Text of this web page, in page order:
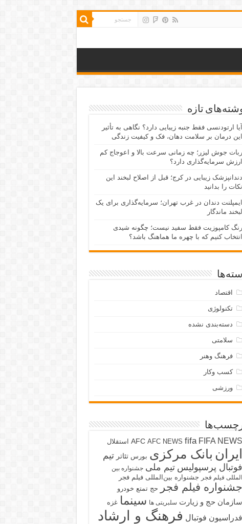
تازه
آیا ارتودنسی فقط جنبه زیبایی دارد؟ نگاهی به تأثیر
این درمان بر سلامت دهان، فک و کیفیت زندگی
ربات جوش لیزر؛ چه زمانی سرعت بالا و اعوجاج کم
ارزش سرمایه‌گذاری دارد؟
دندانپزشک زیبایی در کرج؛ قبل از اصلاح لبخند این
نکات را بدانید
ایمپلنت دندان در غرب تهران؛ سرمایه‌گذاری برای یک
لبخند ماندگار
رنگ کامپوزیت فقط سفید نیست؛ چگونه شیدی
انتخاب کنیم که با چهره ما هماهنگ باشد؟
اقتصاد
تکنولوژی
دسته‌بندی نشده
سلامتی
فرهنگ وهنر
کسب وکار
ورزشی
AFC AFC NEWS fifa FIFA NEWS استقلال
ایران بانک مرکزی بورس تئاتر تیم
فوتبال پرسپولیس تیم ملی جشنواره بین
المللی فیلم فجر جشنواره بین‌المللی فیلم فجر
جشنواره فیلم فجر حج تمتع خودرو
سازمان حج و زیارت سلبریتی ها سینما غزه
فدراسیون فوتبال فرهنگ و ارشاد